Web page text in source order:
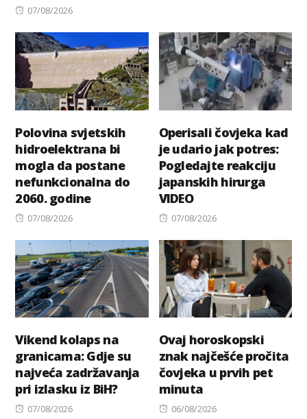
Posted
07/08/2026
Polovina svjetskih
hidroelektrana bi
mogla da postane
nefunkcionalna do
2060. godine
Posted
07/08/2026
Operisali čovjeka kad
je udario jak potres:
Pogledajte reakciju
japanskih hirurga
VIDEO
Posted
07/08/2026
Vikend kolaps na
granicama: Gdje su
najveća zadržavanja
pri izlasku iz BiH?
Posted
07/08/2026
Ovaj horoskopski
znak najčešće pročita
čovjeka u prvih pet
minuta
Posted
06/08/2026